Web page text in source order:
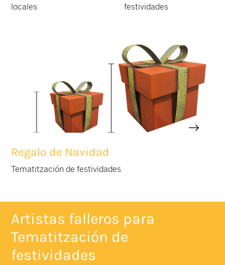
locales
festividades
Regalo de Navidad
Tematitzación de festividades
Artistas falleros para
Tematitzación de
festividades